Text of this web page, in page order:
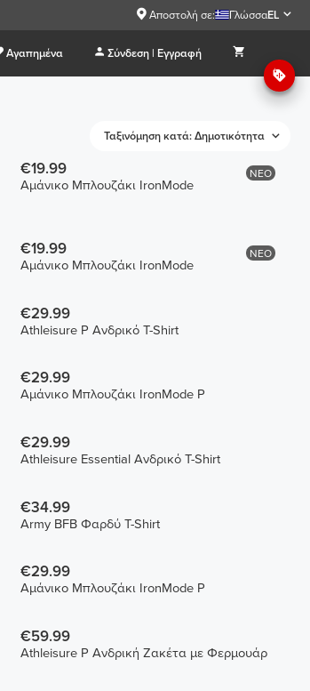
Αποστολή σε: ΓλώσσαEL
Αγαπημένα Σύνδεση | Εγγραφή
Ταξινόμηση κατά: Δημοτικότητα
ΝΕΟ
€19.99
Αμάνικο Μπλουζάκι IronMode
ΝΕΟ
€19.99
Αμάνικο Μπλουζάκι IronMode
€29.99
Athleisure P Ανδρικό T-Shirt
€29.99
Αμάνικο Μπλουζάκι IronMode P
€29.99
Athleisure Essential Ανδρικό T-Shirt
€34.99
Army BFB Φαρδύ T-Shirt
€29.99
Αμάνικο Μπλουζάκι IronMode P
€59.99
Athleisure P Ανδρική Ζακέτα με Φερμουάρ